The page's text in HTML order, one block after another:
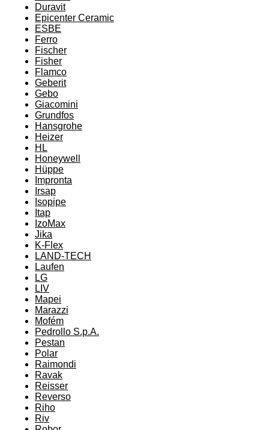
Duravit
Epicenter Ceramic
ESBE
Ferro
Fischer
Fisher
Flamco
Geberit
Gebo
Giacomini
Grundfos
Hansgrohe
Heizer
HL
Honeywell
Hüppe
Impronta
Irsap
Isopipe
Itap
IzoMax
Jika
K-Flex
LAND-TECH
Laufen
LG
LIV
Mapei
Marazzi
Mofém
Pedrollo S.p.A.
Pestan
Polar
Raimondi
Ravak
Reisser
Reverso
Riho
Riv